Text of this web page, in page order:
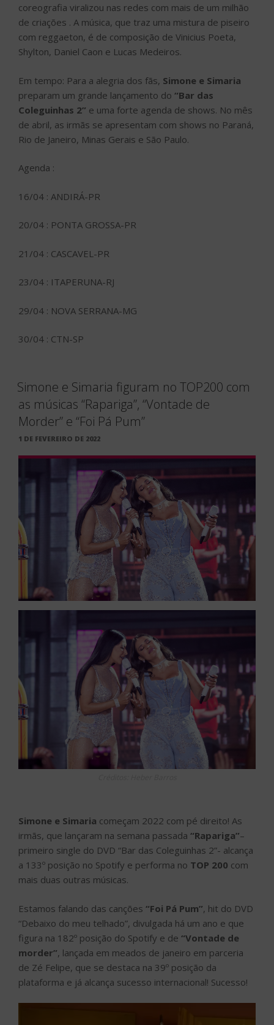
coreografia viralizou nas redes com mais de um milhão
de criações . A música, que traz uma mistura de piseiro
com reggaeton, é de composição de Vinicius Poeta,
Shylton, Daniel Caon e Lucas Medeiros.
Em tempo: Para a alegria dos fãs, Simone e Simaria
preparam um grande lançamento do “Bar das
Coleguinhas 2” e uma forte agenda de shows. No mês
de abril, as irmãs se apresentam com shows no Paraná,
Rio de Janeiro, Minas Gerais e São Paulo.
Agenda :
16/04 : ANDIRÁ-PR
20/04 : PONTA GROSSA-PR
21/04 : CASCAVEL-PR
23/04 : ITAPERUNA-RJ
29/04 : NOVA SERRANA-MG
30/04 : CTN-SP
Simone e Simaria figuram no TOP200 com
as músicas “Rapariga”, “Vontade de
Morder” e “Foi Pá Pum”
PUBLICADO
1 DE FEVEREIRO DE 2022
Simone e Simaria começam 2022 com pé direito! As
irmãs, que lançaram na semana passada “Rapariga”–
primeiro single do DVD “Bar das Coleguinhas 2”- alcança
a 133º posição no Spotify e performa no TOP 200 com
mais duas outras músicas.
Estamos falando das canções “Foi Pá Pum”, hit do DVD
“Debaixo do meu telhado”, divulgada há um ano e que
figura na 182º posição do Spotify e de “Vontade de
morder”, lançada em meados de janeiro em parceria
de Zé Felipe, que se destaca na 39º posição da
plataforma e já alcança sucesso internacional! Sucesso!